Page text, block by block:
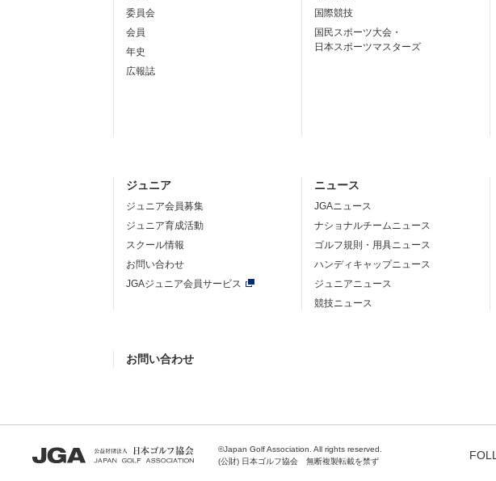
委員会
会員
年史
広報誌
国際競技
国民スポーツ大会・
日本スポーツマスターズ
ジュニア
ジュニア会員募集
ジュニア育成活動
スクール情報
お問い合わせ
JGAジュニア会員サービス
ニュース
JGAニュース
ナショナルチームニュース
ゴルフ規則・用具ニュース
ハンディキャップニュース
ジュニアニュース
競技ニュース
お問い合わせ
©Japan Golf Association. All rights reserved.
(公財) 日本ゴルフ協会 無断複製転載を禁ず